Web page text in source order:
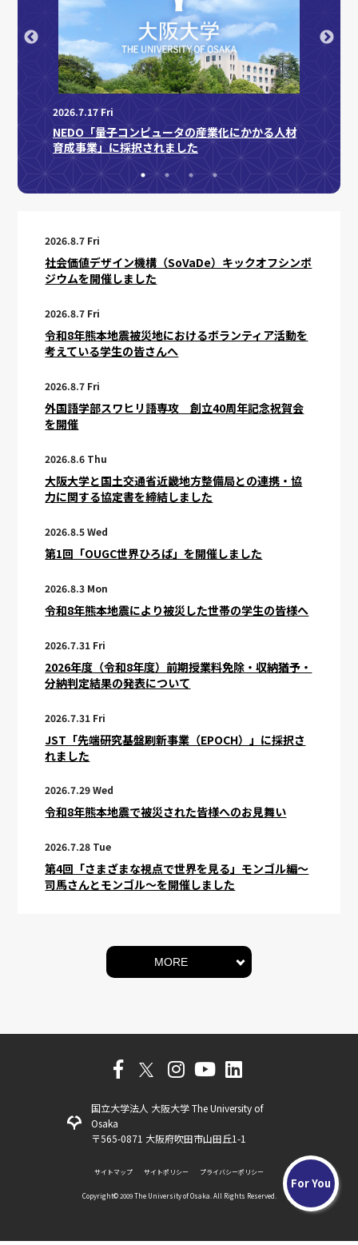
For You
2026.7.17 Fri
NEDO「量子コンピュータの産業化にかかる人材
育成事業」に採択されました
2026.8.7 Fri
社会価値デザイン機構（SoVaDe）キックオフシンポ
ジウムを開催しました
2026.8.7 Fri
令和8年熊本地震被災地におけるボランティア活動を
考えている学生の皆さんへ
2026.8.7 Fri
外国語学部スワヒリ語専攻 創立40周年記念祝賀会
を開催
2026.8.6 Thu
大阪大学と国土交通省近畿地方整備局との連携・協
力に関する協定書を締結しました
2026.8.5 Wed
第1回「OUGC世界ひろば」を開催しました
2026.8.3 Mon
令和8年熊本地震により被災した世帯の学生の皆様へ
2026.7.31 Fri
2026年度（令和8年度）前期授業料免除・収納猶予・
分納判定結果の発表について
2026.7.31 Fri
JST「先端研究基盤刷新事業（EPOCH）」に採択さ
れました
2026.7.29 Wed
令和8年熊本地震で被災された皆様へのお見舞い
2026.7.28 Tue
第4回「さまざまな視点で世界を見る」モンゴル編～
司馬さんとモンゴル～を開催しました
MORE
国立大学法人 大阪大学 The University of
Osaka
〒565-0871 大阪府吹田市山田丘1-1
サイトマップ サイトポリシー プライバシーポリシー
Copyright©️ 2009 The University of Osaka. All Rights Reserved.